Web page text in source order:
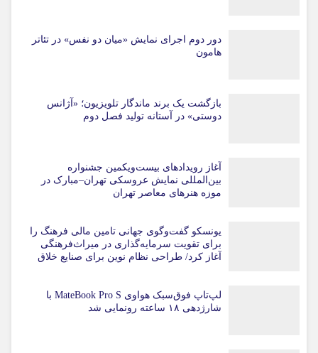
دور دوم اجرای نمایش «میان دو نفس» در تئاتر
هامون
بازگشت یک برند ماندگار تلویزیون؛ «آژانس
دوستی» در آستانه تولید فصل دوم
آغاز رویدادهای بیست‌ویکمین جشنواره
بین‌المللی نمایش عروسکی تهران–مبارک در
موزه هنرهای معاصر تهران
یونسکو گفت‌وگوی جهانی تامین مالی فرهنگ را
برای تقویت سرمایه‌گذاری در میراث‌فرهنگی
آغاز کرد/ طراحی نظام نوین برای صنایع خلاق
لپ‌تاپ فوق‌سبک هواوی MateBook Pro S با
شارژدهی ۱۸ ساعته رونمایی شد